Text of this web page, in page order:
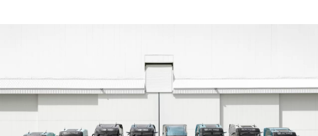
investissements en R&D ont eu une incidence négative
de prix mises en œuvre l'année dernière a continué à
avoir un effet positif. Notre activité de services a
progressé de 5 % après correction des effets de change.
Sur une base mobile de 12 mois, les activités de services
ont généré des revenus de 130,3 milliards de couronnes